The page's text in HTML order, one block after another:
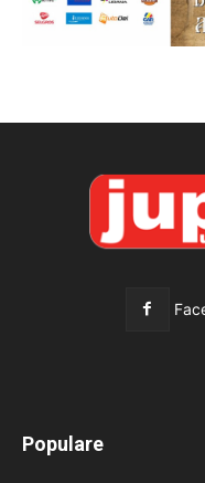
Populare